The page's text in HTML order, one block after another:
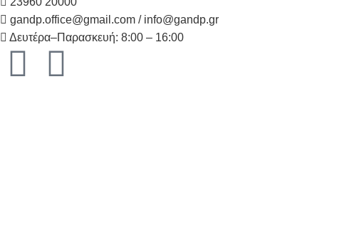
gandp.office@gmail.com / info@gandp.gr
Δευτέρα–Παρασκευή: 8:00 – 16:00